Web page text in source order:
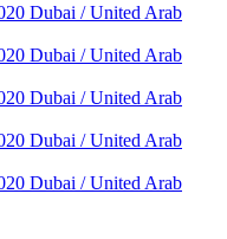
Dubai / United Arab
Dubai / United Arab
Dubai / United Arab
Dubai / United Arab
Dubai / United Arab